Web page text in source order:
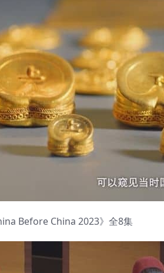
Before China 2023》全8集